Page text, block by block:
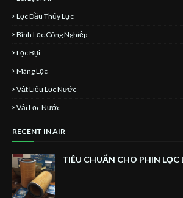
Lọc Dầu Thủy Lực
Bình Lọc Công Nghiệp
Lọc Bụi
Màng Lọc
Vật Liệu Lọc Nước
Vải Lọc Nước
RECENT IN AIR
TIÊU CHUẨN CHO PHIN LỌC